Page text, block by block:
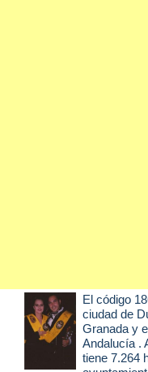
El código
ciudad de
Granada y
Andalucía .
tiene 7.264